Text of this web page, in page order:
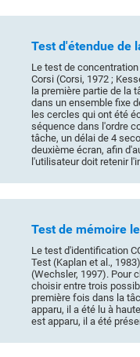
Test d'étendue de
Le test de
Corsi (Corsi, 1972 ;
la première partie de la
dans un ensemble fixe
les cercles qui ont été
séquence dans l'ordre
tâche, un délai de 4
deuxième écran, afin
l'utilisateur doit retenir
Test de mémoire
Le test d'identification
Test (Kaplan et al.,
(Wechsler, 1997). Pour
choisir entre trois
première fois dans la
apparu, il a été lu à
est apparu, il a été